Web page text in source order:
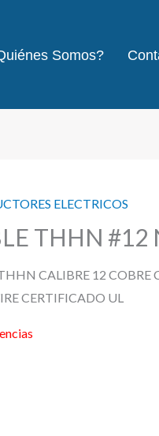
Somos?
ELECTRICOS
THHN #12
CALIBRE 12 COBRE
CERTIFICADO UL